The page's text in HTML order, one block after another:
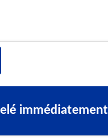
immédiatement